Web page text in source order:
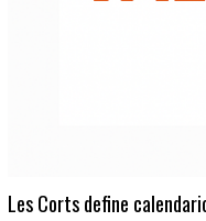
Les Corts define